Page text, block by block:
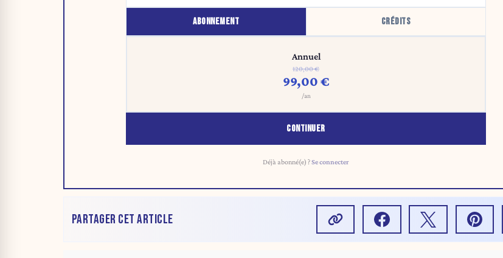
ABONNEMENT CRÉDITS
Annuel
120,00 €
99,00 €
/an
CONTINUER
Déjà abonné(e) ?Se connecter
PARTAGER CET ARTICLE